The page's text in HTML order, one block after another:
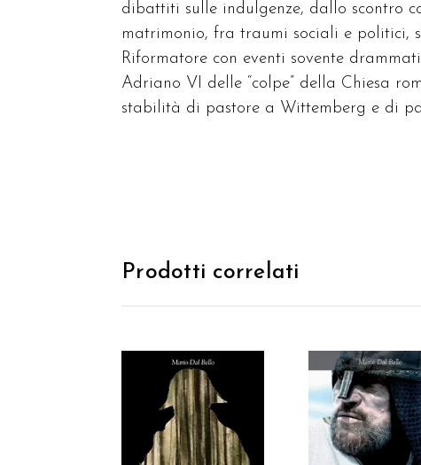
dibattiti sulle indulgenze, dallo scontro
matrimonio, fra traumi sociali e politici,
Riformatore con eventi sovente
Adriano VI delle “colpe” della Chiesa
stabilità di pastore a Wittemberg e di
Prodotti correlati
AGGIUNGI AL AGGIUNGI AL